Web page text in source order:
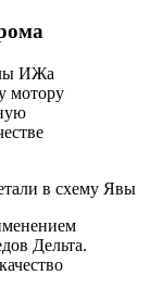
ИЖа
мотору
в схему Явы
Дельта.